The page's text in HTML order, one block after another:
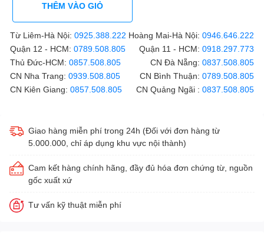
THÊM VÀO GIỎ
Từ Liêm-Hà Nội: 0925.388.222 Hoàng Mai-Hà Nội: 0946.646.222
Quận 12 - HCM: 0789.508.805 Quận 11 - HCM: 0918.297.773
Thủ Đức-HCM: 0857.508.805 CN Đà Nẵng: 0837.508.805
CN Nha Trang: 0939.508.805 CN Bình Thuận: 0789.508.805
CN Kiên Giang: 0857.508.805 CN Quảng Ngãi : 0837.508.805
Giao hàng miễn phí trong 24h (Đối với đơn hàng từ
5.000.000, chỉ áp dụng khu vực nội thành)
Cam kết hàng chính hãng, đầy đủ hóa đơn chứng từ, nguồn
gốc xuất xứ
Tư vấn kỹ thuật miễn phí